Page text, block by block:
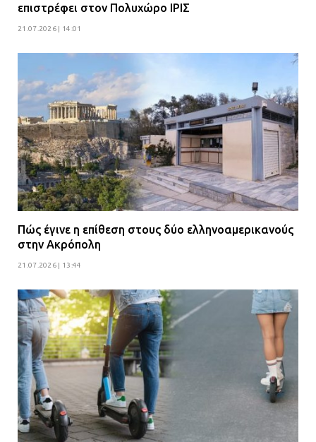
επιστρέφει στον Πολυχώρο ΙΡΙΣ
21.07.2026 | 14:01
Πώς έγινε η επίθεση στους δύο ελληνοαμερικανούς
στην Ακρόπολη
21.07.2026 | 13:44